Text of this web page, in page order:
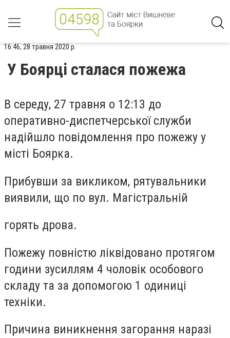
16:46, 28 травня 2020 р.
У Боярці сталася пожежа
В середу, 27 травня о 12:13 до
оперативно-диспетчерської служби
надійшло повідомлення про пожежу у
місті Боярка.
Прибувши за викликом, рятувальники
виявили, що по вул. Магістральній
горять дрова.
Пожежу повністю ліквідовано протягом
години зусиллям 4 чоловік особового
складу та за допомогою 1 одиниці
техніки.
Причина виникнення загорання наразі